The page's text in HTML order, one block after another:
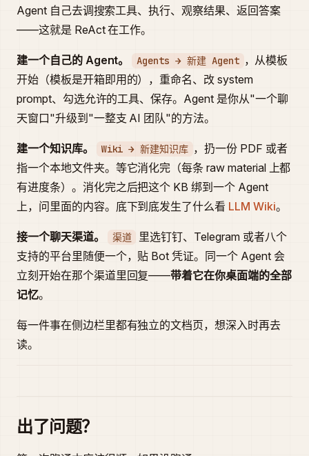
Agent 自己去调搜索工具、执行、观察结果、返回答案
——这就是 ReAct 在工作。
建一个自己的 Agent。 Agents → 新建 Agent ，从模板
开始（模板是开箱即用的），重命名、改 system
prompt、勾选允许的工具、保存。Agent 是你从"一个聊
天窗口"升级到"一整支 AI 团队"的方法。
建一个知识库。 Wiki → 新建知识库 ，扔一份 PDF 或者
指一个本地文件夹。等它消化完（每条 raw material 上都
有进度条）。消化完之后把这个 KB 绑到一个 Agent
上，问里面的内容。底下到底发生了什么看 LLM Wiki。
接一个聊天渠道。 渠道
里选钉钉、Telegram 或者八个
支持的平台里随便一个，贴 Bot 凭证。同一个 Agent 会
立刻开始在那个渠道里回复——带着它在你桌面端的全部
记忆。
每一件事在侧边栏里都有独立的文档页，想深入时再去
读。
出了问题？